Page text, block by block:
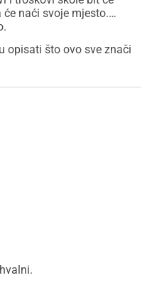
naći svoje mjesto.
opisati što ovo sve znači